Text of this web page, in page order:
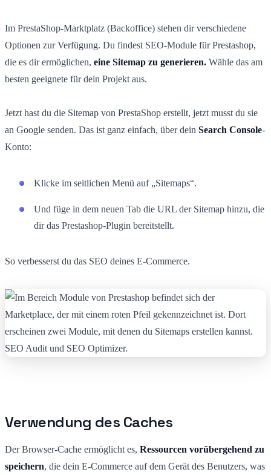
Im PrestaShop-Marktplatz (Backoffice) stehen dir verschiedene
Optionen zur Verfügung. Du findest SEO-Module für Prestashop,
die es dir ermöglichen, eine Sitemap zu generieren. Wähle das am
besten geeignete für dein Projekt aus.
Jetzt hast du die Sitemap von PrestaShop erstellt, jetzt musst du sie
an Google senden. Das ist ganz einfach, über dein Search Console-
Konto:
Klicke im seitlichen Menü auf „Sitemaps“.
Und füge in dem neuen Tab die URL der Sitemap hinzu, die
dir das Prestashop-Plugin bereitstellt.
So verbesserst du das SEO deines E-Commerce.
Verwendung des Caches
Der Browser-Cache ermöglicht es, Ressourcen vorübergehend zu
speichern, die dein E-Commerce auf dem Gerät des Benutzers, was